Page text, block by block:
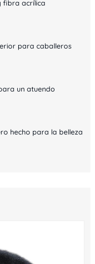
fibra acrílica
para caballeros
un atuendo
hecho para la belleza